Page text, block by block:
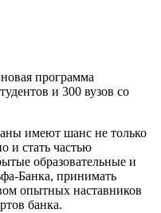
программа
и 300 вузов со
имеют шанс не только
и стать частью
образовательные и
Банка, принимать
опытных наставников
банка.